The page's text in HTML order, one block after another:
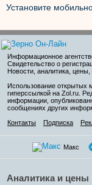
Установите
Информационное
Свидетельство о
Новости, аналитика, цены,
Использование открытых
гиперссылкой на Zol.ru.
информации,
сообщениях других
Контакты
Подписка
Макс
Аналитика и цены